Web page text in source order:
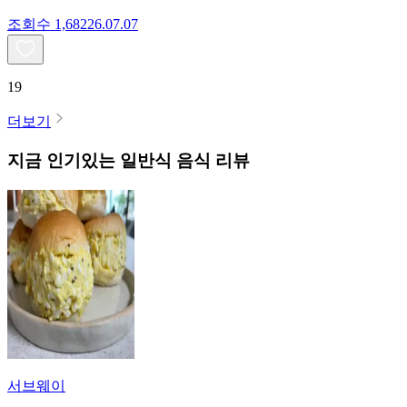
조회수 1,68226.07.07
19
더보기
지금 인기있는 일반식 음식 리뷰
서브웨이